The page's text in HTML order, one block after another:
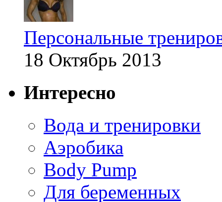
Персональные
18 Октябрь 2013
Интересно
Вода и тренировки
Аэробика
Body Pump
Для беременных